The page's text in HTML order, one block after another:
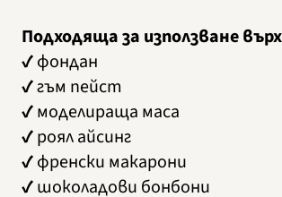
Подходяща за използване
✔ фондан
✔ гъм пейст
✔ моделираща маса
✔ роял айсинг
✔ френски макарони
✔ шоколадови бонбони